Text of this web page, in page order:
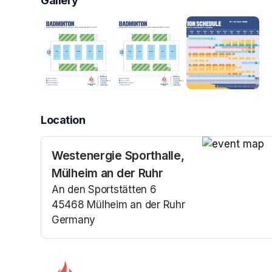
Location
Westenergie Sporthalle,
Mülheim an der Ruhr
An den Sportstätten 6
45468 Mülheim an der Ruhr
Germany
(opens in a new tab)